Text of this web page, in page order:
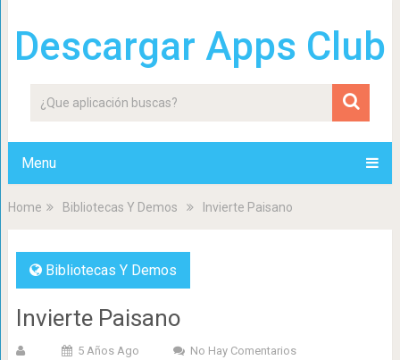
Descargar Apps Club
Menu
Home Bibliotecas Y Demos Invierte Paisano
Bibliotecas Y Demos
Invierte Paisano
5 Años Ago No Hay Comentarios